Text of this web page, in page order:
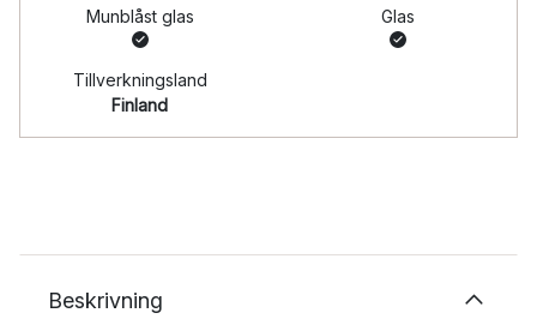
Munblåst glas Glas
Tillverkningsland
Finland
Beskrivning